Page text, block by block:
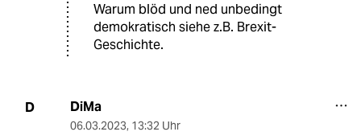
Warum blöd und ned unbedingt
demokratisch siehe z.B. Brexit-
Geschichte.
D DiMa
06.03.2023, 13:32 Uhr